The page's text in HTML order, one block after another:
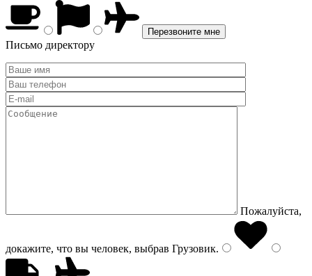
Письмо директору
Пожалуйста,
докажите, что вы человек, выбрав Грузовик.